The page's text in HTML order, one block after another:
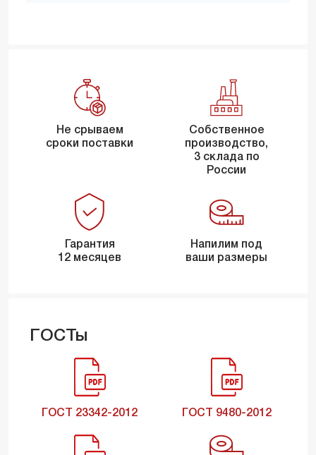
Не срываем
сроки поставки
Собственное
производство,
3 склада по
России
Гарантия
12 месяцев
Напилим под
ваши размеры
ГОСТы
ГОСТ 23342-2012 ГОСТ 9480-2012